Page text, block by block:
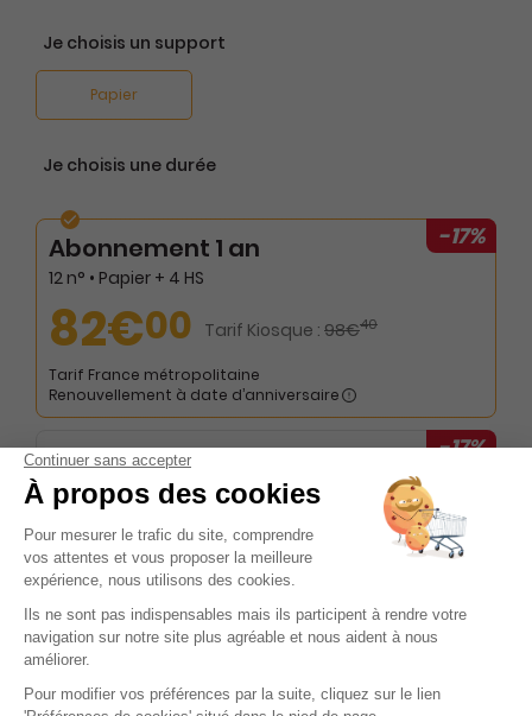
Je choisis un support
Papier
Je choisis une durée
-17%
Abonnement 1 an
12 n° • Papier + 4 HS
82€00 Tarif Kiosque : 98€40
Tarif France métropolitaine
Renouvellement à date d’anniversaire
-17%
Abonnement 1 an
12 n° • Papier
59€00 Tarif Kiosque :
Tarif France métropolitaine
Renouvellement à date d’anniversaire
Abonnement 2 ans
24 n° • Papier + 8 HS